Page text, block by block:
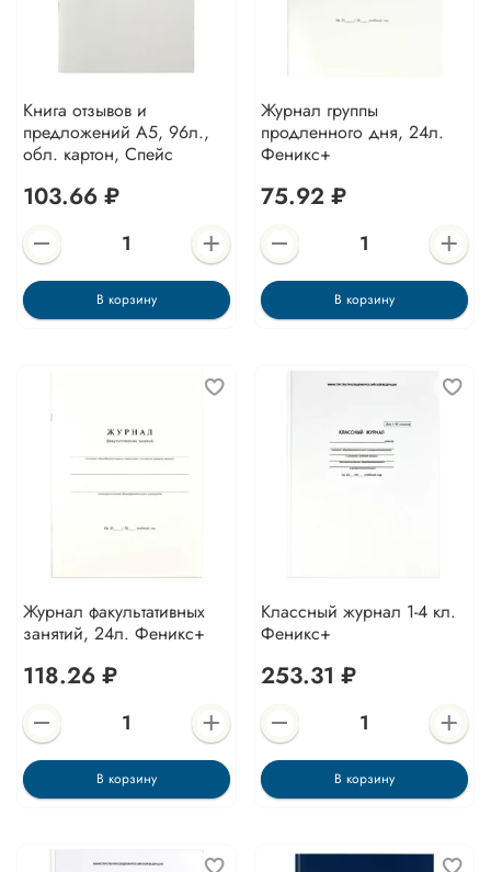
Книга отзывов и
предложений А5, 96л.,
обл. картон, Спейс
103.66 ₽
В корзину
Журнал группы
продленного дня, 24л.
Феникс+
75.92 ₽
В корзину
Журнал факультативных
занятий, 24л. Феникс+
118.26 ₽
В корзину
Классный журнал 1-4 кл.
Феникс+
253.31 ₽
В корзину